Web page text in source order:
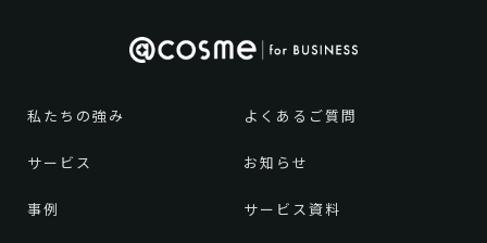
私たちの強み
サービス
事例
よくあるご質問
お知らせ
サービス資料